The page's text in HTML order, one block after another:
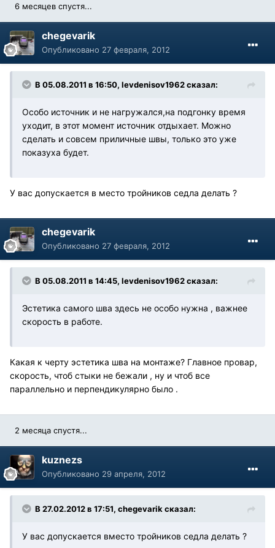
6 месяцев спустя...
chegevarik
Опубликовано 27 февраля, 2012
В 05.08.2011 в 16:50, levdenisov1962 сказал:
Особо источник и не нагружался,на подгонку время
уходит, в этот момент источник отдыхает. Можно
сделать и совсем приличные швы, только это уже
показуха будет.
У вас допускается в место тройников седла делать ?
chegevarik
Опубликовано 27 февраля, 2012
В 05.08.2011 в 14:45, levdenisov1962 сказал:
Эстетика самого шва здесь не особо нужна , важнее
скорость в работе.
Какая к черту эстетика шва на монтаже? Главное провар,
скорость, чтоб стыки не бежали , ну и чтоб все
параллельно и перпендикулярно было .
2 месяца спустя...
kuznezs
Опубликовано 29 апреля, 2012
В 27.02.2012 в 17:51, chegevarik сказал:
У вас допускается вместо тройников седла делать ?